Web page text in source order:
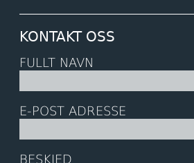
KONTAKT OSS
FULLT NAVN
E-POST ADRESSE
BESKJED